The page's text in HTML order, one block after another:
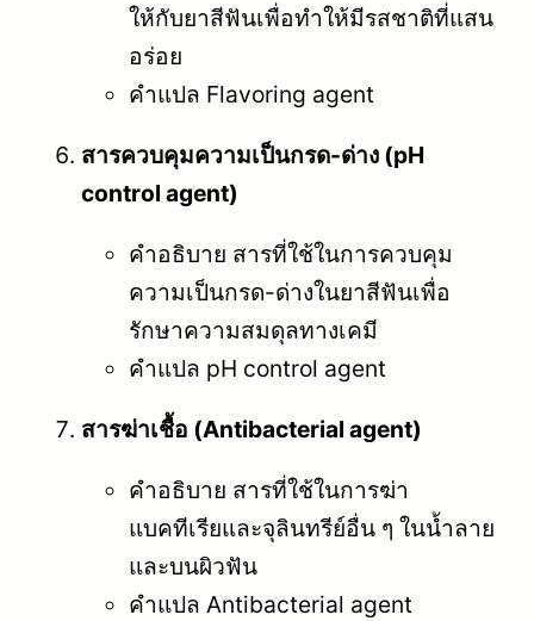
ให้กับยาสีฟันเพื่อทำให้มีรสชาติที่แสน
อร่อย
คำแปล Flavoring agent
สารควบคุมความเป็นกรด-ด่าง (pH
control agent)
คำอธิบาย สารที่ใช้ในการควบคุม
ความเป็นกรด-ด่างในยาสีฟันเพื่อ
รักษาความสมดุลทางเคมี
คำแปล pH control agent
สารฆ่าเชื้อ (Antibacterial agent)
คำอธิบาย สารที่ใช้ในการฆ่า
แบคทีเรียและจุลินทรีย์อื่น ๆ ในน้ำลาย
และบนผิวฟัน
คำแปล Antibacterial agent